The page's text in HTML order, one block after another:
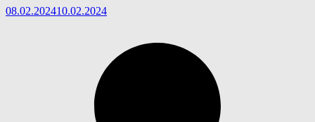
08.02.202410.02.2024